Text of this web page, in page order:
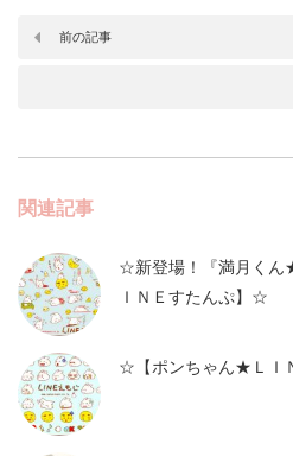
前の記事
関連記事
☆新登場！『満月くん
ＩＮＥすたんぷ】☆
☆【ポンちゃん★ＬＩ